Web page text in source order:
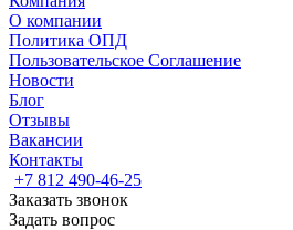
О компании
Политика ОПД
Пользовательское Соглашение
Новости
Блог
Отзывы
Вакансии
Контакты
+7 812 490-46-25
Заказать звонок
Задать вопрос